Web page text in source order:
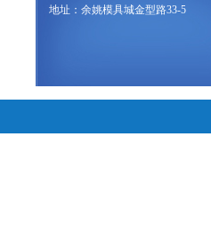
地址：余姚模具城金型路33-5